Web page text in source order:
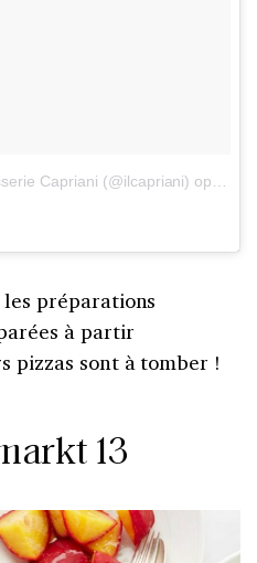
Capriani (@ilcapriani) op
préparations
à partir
pizzas sont à tomber !
13